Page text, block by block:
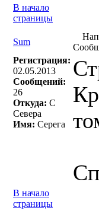
В начало
страницы
Sum
Регистрация:
02.05.2013
Сообщений:
26
Откуда: С
Севера
Имя: Серега
В начало
страницы